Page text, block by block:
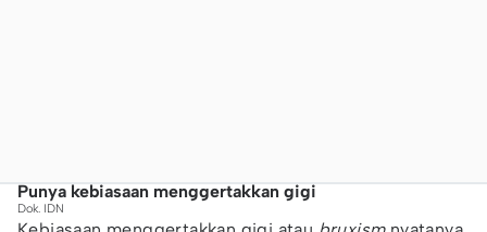
Punya kebiasaan menggertakkan gigi
Dok. IDN